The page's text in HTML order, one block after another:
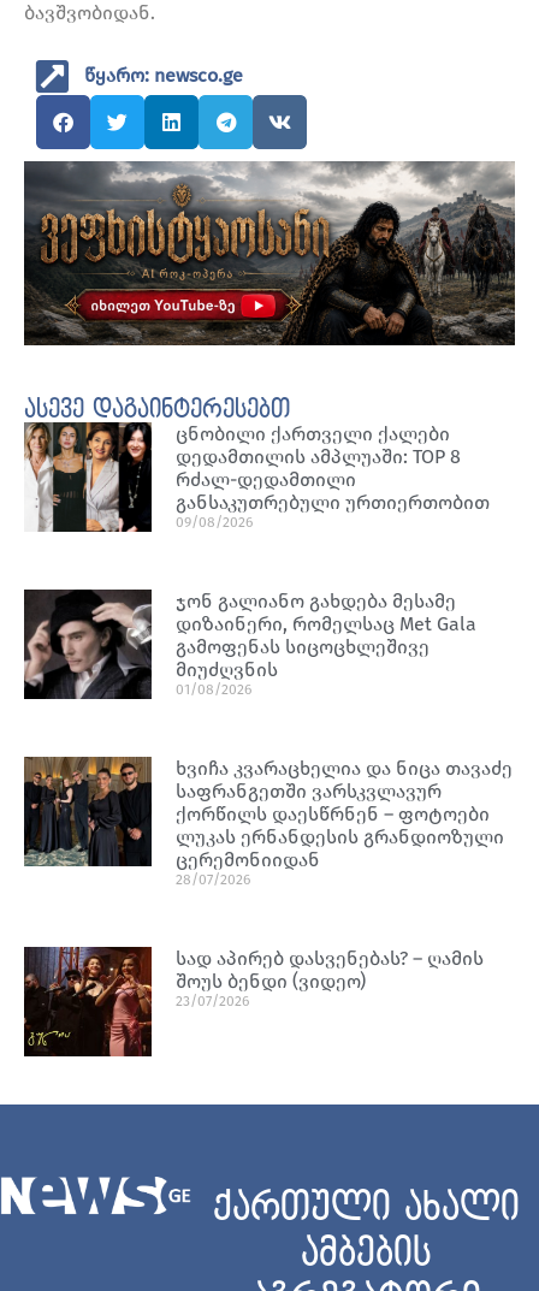
ბავშვობიდან.
წყარო: newsco.ge
ასევე დაგაინტერესებთ
ცნობილი ქართველი ქალები
დედამთილის ამპლუაში: TOP 8
რძალ-დედამთილი
განსაკუთრებული ურთიერთობით
09/08/2026
ჯონ გალიანო გახდება მესამე
დიზაინერი, რომელსაც Met Gala
გამოფენას სიცოცხლეშივე
მიუძღვნის
01/08/2026
ხვიჩა კვარაცხელია და ნიცა თავაძე
საფრანგეთში ვარსკვლავურ
ქორწილს დაესწრნენ – ფოტოები
ლუკას ერნანდესის გრანდიოზული
ცერემონიიდან
28/07/2026
სად აპირებ დასვენებას? – ღამის
შოუს ბენდი (ვიდეო)
23/07/2026
ქართული ახალი
ამბების